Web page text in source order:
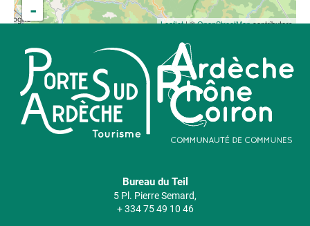
-
Leaflet| ©OpenStreetMapcontributors
Bureau du Teil
5 Pl. Pierre Semard,
+ 334 75 49 10 46